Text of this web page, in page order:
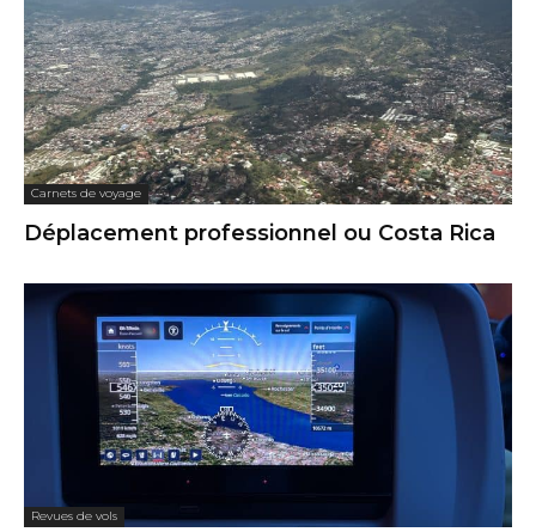
Carnets de voyage
Déplacement professionnel ou Costa Rica
Revues de vols